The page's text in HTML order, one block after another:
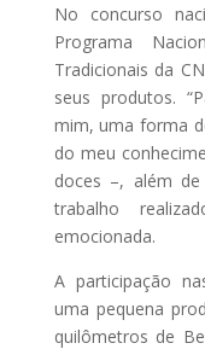
No concurso
Programa
Tradicionais da
seus produtos.
mim, uma forma
do meu
doces –, além
trabalho
emocionada.
A participação
uma pequena
quilômetros de